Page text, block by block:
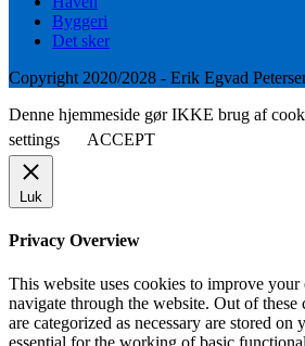
Byggeri
Det sker
Copyright 2020/2028 - Erik Egvad
Denne hjemmeside gør IKKE brug af
settings
ACCEPT
Luk
Privacy Overview
This website uses cookies to improve
navigate through the website. Out of these
are categorized as necessary are stored on
essential for the working of basic